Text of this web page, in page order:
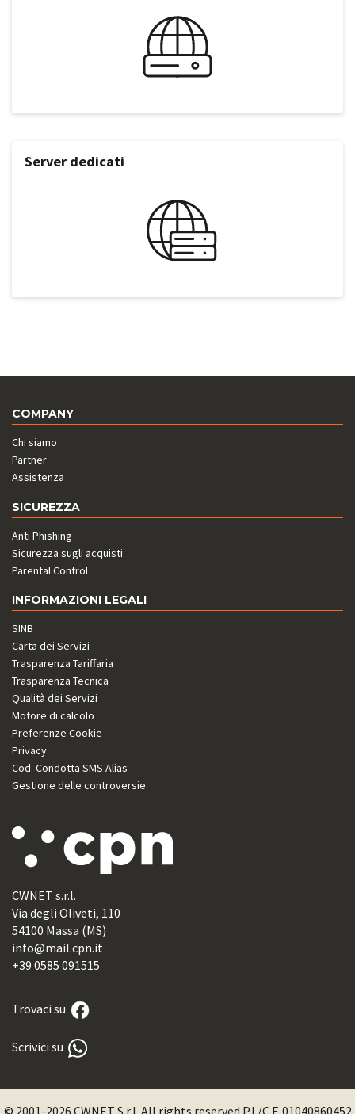
Server dedicati
COMPANY
Chi siamo
Partner
Assistenza
SICUREZZA
Anti Phishing
Sicurezza sugli acquisti
Parental Control
INFORMAZIONI LEGALI
SINB
Carta dei Servizi
Trasparenza Tariffaria
Trasparenza Tecnica
Qualità dei Servizi
Motore di calcolo
Preferenze Cookie
Privacy
Cod. Condotta SMS Alias
Gestione delle controversie
CWNET s.r.l.
Via degli Oliveti, 110
54100 Massa (MS)
info@mail.cpn.it
+39 0585 091515
Trovaci su
Scrivici su